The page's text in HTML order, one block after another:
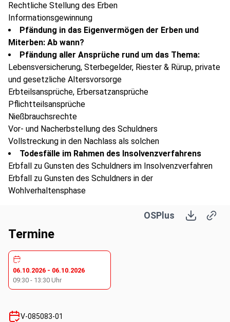
Rechtliche Stellung des Erben
Informationsgewinnung
Pfändung in das Eigenvermögen der Erben und
Miterben: Ab wann?
Pfändung aller Ansprüche rund um das Thema:
Lebensversicherung, Sterbegelder, Riester & Rürup, private
und gesetzliche Altersvorsorge
Erbteilsansprüche, Erbersatzansprüche
Pflichtteilsansprüche
Nießbrauchsrechte
Vor- und Nacherbstellung des Schuldners
Vollstreckung in den Nachlass als solchen
Todesfälle im Rahmen des Insolvenzverfahrens
Erbfall zu Gunsten des Schuldners im Insolvenzverfahren
Erbfall zu Gunsten des Schuldners in der
Wohlverhaltensphase
Kompetenzen:
Fachkompetenz
OSPlus
Termine
06.10.2026 - 06.10.2026
09:30 - 13:30 Uhr
V-085083-01